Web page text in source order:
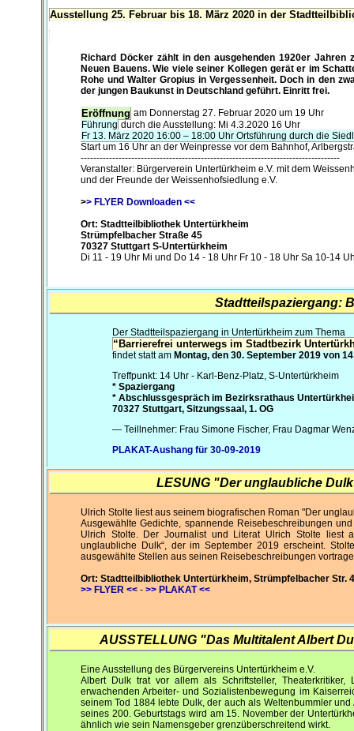
Ausstellung 25. Februar bis 18. März 2020 in der
Richard Döcker zählt in den ausgehenden 1920er Jahren
Neuen Bauens. Wie viele seiner Kollegen gerät er im
Rohe und Walter Gropius in Vergessenheit. Doch in den
der jungen Baukunst in Deutschland geführt. Einritt frei.
Eröffnung am Donnerstag 27. Februar 2020 um 19 Uhr
Führung durch die Ausstellung: Mi 4.3.2020 16 Uhr
Fr 13. März 2020 16:00 – 18:00 Uhr Ortsführung durch die
Start um 16 Uhr an der Weinpresse vor dem Bahnhof,
----------------------------------------------------------------------------------
Veranstalter: Bürgerverein Untertürkheim e.V. mit dem
und der Freunde der Weissenhofsiedlung e.V.
>> FLYER Downloaden <<
Ort: Stadtteilbibliothek Untertürkheim
Strümpfelbacher Straße 45
70327 Stuttgart S-Untertürkheim
Di 11 - 19 Uhr Mi und Do 14 - 18 Uhr Fr 10 - 18 Uhr Sa 10-14
Stadtteilspaziergang:
Der Stadtteilspaziergang in Untertürkheim zum Thema
“ Barrierefrei unterwegs im Stadtbezirk
findet statt am Montag, den 30. September 2019 von
Treffpunkt: 14 Uhr - Karl-Benz-Platz, S-Untertürkheim
* Spaziergang
* Abschlussgespräch im Bezirksrathaus
70327 Stuttgart, Sitzungssaal, 1. OG
— Teillnehmer: Frau Simone Fischer, Frau Dagmar
PLAKAT-Aushang für 30-09-2019
LESUNG "Der unglaubliche
Ulrich Stolte liest aus seinem biografischen Roman "Der
Ausgewählte Gedichte, spannende Reisebeschreibungen
Ulrich Stolte. Der Journalist und Literat Ulrich Stolte liest
unglaubliche Dulk“, der im September 2019 erscheint.
ausgewählte Stellen aus seinen Reisebeschreibungen
Ort: Stadtteilbibliothek Untertürkheim, Strümpfelbacher Str.
>> FLYER << - >> PLAKAT <<
AUSSTELLUNG "Das Multitalent Albert
Eine Ausstellung des Bürgervereins Untertürkheim e.V.
Albert Dulk trat vor allem als Schriftsteller, Theaterkritiker,
erwachenden Arbeiter- und Sozialistenbewegung im
seinem Tod 1884 lebte Dulk, der auch als Weltenbummler
seines 200. Geburtstags wird am 15. November der
ähnlich wie sein Namensgeber grenzüberschreitend wirkt.